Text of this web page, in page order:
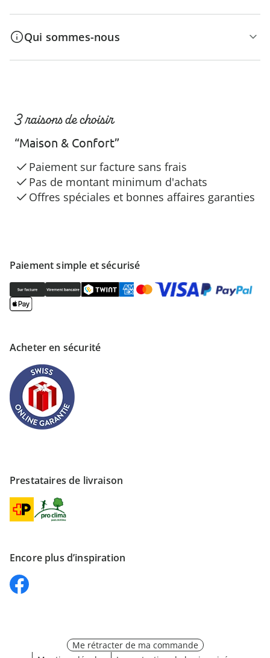
Qui sommes-nous
Paiement simple et sécurisé
Acheter en sécurité
Prestataires de livraison
Encore plus d’inspiration
3 raisons de choisir
“Maison & Confort”
Paiement sur facture sans frais
Pas de montant minimum d'achats
Offres spéciales et bonnes affaires garanties
Me rétracter de ma commande